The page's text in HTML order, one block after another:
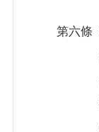
第六條